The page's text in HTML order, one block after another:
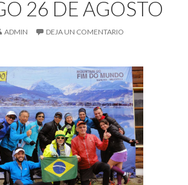
26 DE AGOSTO
ADMIN DEJA UN COMENTARIO